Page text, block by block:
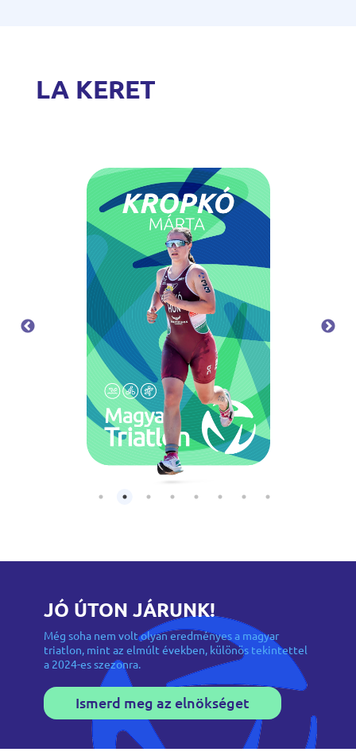
LA KERET
JÓ ÚTON JÁRUNK!
Még soha nem volt olyan eredményes a magyar
triatlon, mint az elmúlt években, különös tekintettel
a 2024-es szezonra.
Ismerd meg az elnökséget